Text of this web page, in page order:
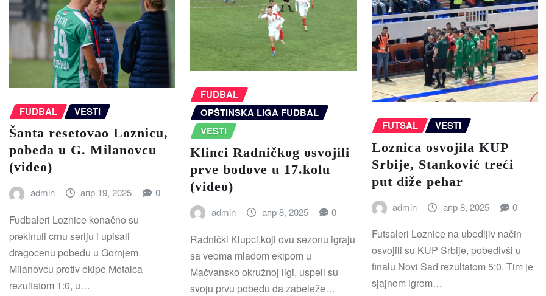
FUDBAL VESTI
Šanta resetovao Loznicu,
pobeda u G. Milanovcu
(video)
admin апр 19, 2025 0
Fudbaleri Loznice konačno su
prekinuli crnu seriju i upisali
dragocenu pobedu u Gornjem
Milanovcu protiv ekipe Metalca
rezultatom 1:0, u…
FUDBAL
OPŠTINSKA LIGA FUDBAL
VESTI
Klinci Radničkog osvojili
prve bodove u 17.kolu
(video)
admin апр 8, 2025 0
Radnički Klupci,koji ovu sezonu igraju
sa veoma mladom ekipom u
Mačvansko okružnoj ligi, uspeli su
svoju prvu pobedu da zabeleže…
FUTSAL VESTI
Loznica osvojila KUP
Srbije, Stanković treći
put diže pehar
admin апр 8, 2025 0
Futsaleri Loznice na ubedljiv način
osvojili su KUP Srbije, pobedivši u
finalu Novi Sad rezultatom 5:0. Tim je
sjajnom igrom…